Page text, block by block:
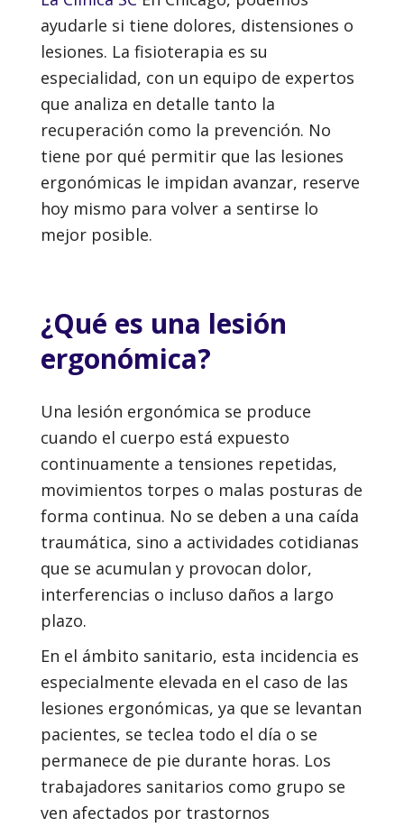
ayudarle si tiene dolores, distensiones o
lesiones. La fisioterapia es su
especialidad, con un equipo de expertos
que analiza en detalle tanto la
recuperación como la prevención. No
tiene por qué permitir que las lesiones
ergonómicas le impidan avanzar, reserve
hoy mismo para volver a sentirse lo
mejor posible.
¿Qué es una lesión
ergonómica?
Una lesión ergonómica se produce
cuando el cuerpo está expuesto
continuamente a tensiones repetidas,
movimientos torpes o malas posturas de
forma continua. No se deben a una caída
traumática, sino a actividades cotidianas
que se acumulan y provocan dolor,
interferencias o incluso daños a largo
plazo.
En el ámbito sanitario, esta incidencia es
especialmente elevada en el caso de las
lesiones ergonómicas, ya que se levantan
pacientes, se teclea todo el día o se
permanece de pie durante horas. Los
trabajadores sanitarios como grupo se
ven afectados por trastornos